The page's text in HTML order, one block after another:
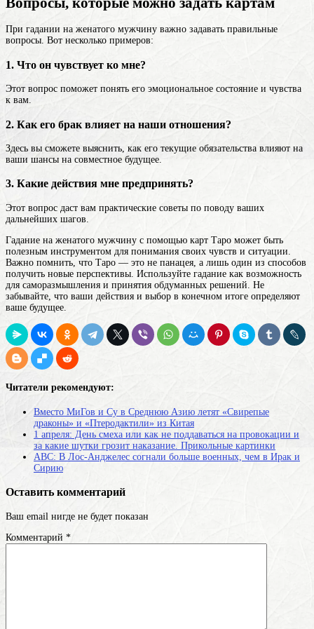
При гадании на женатого мужчину важно задавать правильные
вопросы. Вот несколько примеров:
1. Что он чувствует ко мне?
Этот вопрос поможет понять его эмоциональное состояние и чувства
к вам.
2. Как его брак влияет на наши отношения?
Здесь вы сможете выяснить, как его текущие обязательства влияют на
ваши шансы на совместное будущее.
3. Какие действия мне предпринять?
Этот вопрос даст вам практические советы по поводу ваших
дальнейших шагов.
Гадание на женатого мужчину с помощью карт Таро может быть
полезным инструментом для понимания своих чувств и ситуации.
Важно помнить, что Таро — это не панацея, а лишь один из способов
получить новые перспективы. Используйте гадание как возможность
для саморазмышления и принятия обдуманных решений. Не
забывайте, что ваши действия и выбор в конечном итоге определяют
ваше будущее.
Читатели рекомендуют:
Вместо МиГов и Су в Среднюю Азию летят «Свирепые
драконы» и «Птеродактили» из Китая
1 апреля: День смеха или как не поддаваться на провокации и
за какие шутки грозит наказание. Прикольные картинки
ABC: В Лос-Анджелес согнали больше военных, чем в Ирак и
Сирию
Оставить комментарий
Ваш email нигде не будет показан
Комментарий *